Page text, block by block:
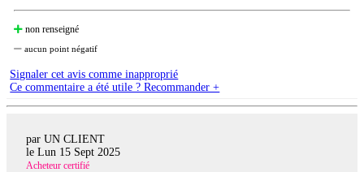
non renseigné
aucun point négatif
Signaler cet avis comme inapproprié
Ce commentaire a été utile ? Recommander +
par UN CLIENT
le Lun 15 Sept 2025
Acheteur certifié